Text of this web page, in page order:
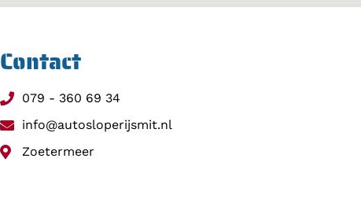
Contact
079 - 360 69 34
info@autosloperijsmit.nl
Zoetermeer